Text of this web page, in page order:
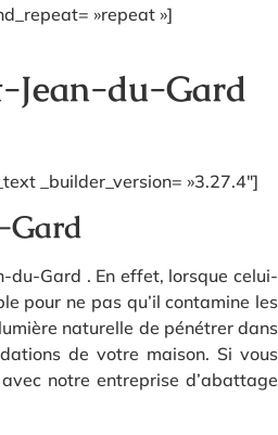
»repeat »]
Jean-du-Gard
_builder_version= »3.27.4″]
Gard
du-Gard . En effet, lorsque celui-
pour ne pas qu’il contamine les
naturelle de pénétrer dans
de votre maison. Si vous
notre entreprise d’abattage